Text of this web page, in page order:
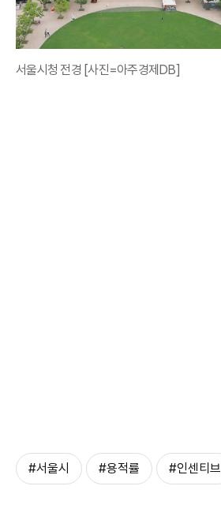
서울시청 전경 [사진=아주경제DB]
#서울시 #용적률 #인센티브